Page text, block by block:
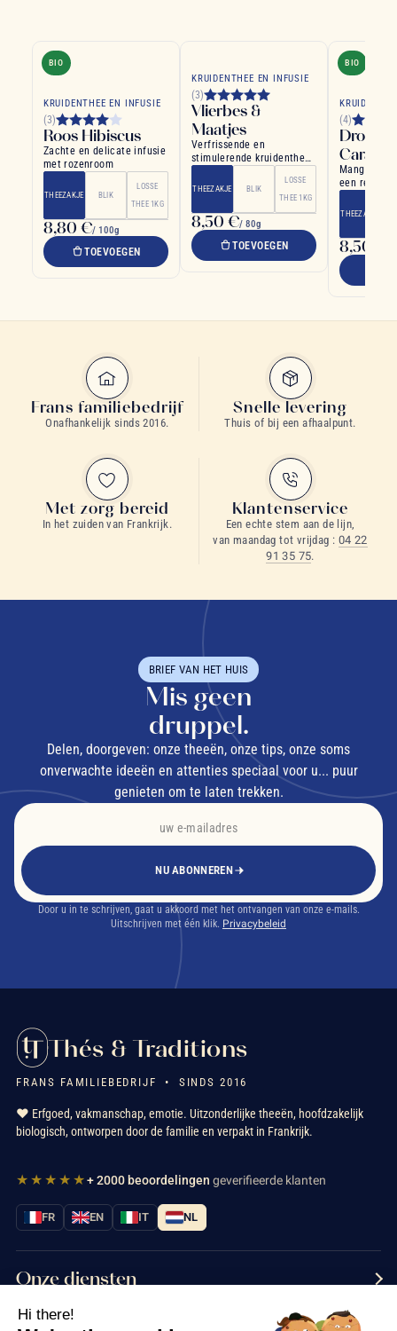
BIO
KRUIDENTHEE EN INFUSIE
(3)
Roos Hibiscus
Zachte en delicate infusie
met rozenroom
THEEZAKJE BLIK
LOSSE
THEE 1KG
8,80 €/ 100g
TOEVOEGEN
KRUIDENTHEE EN INFUSIE
(3)
Vlierbes &
Maatjes
Verfrissende en
stimulerende kruidenthee
THEEZAKJE BLIK
LOSSE
THEE 1KG
8,50 €/ 80g
TOEVOEGEN
BIO
(4)
Droom
een reis
THEEZAKJE
8,50 €
Frans familiebedrijf
Onafhankelijk sinds 2016.
Snelle levering
Thuis of bij een afhaalpunt.
Met zorg bereid
In het zuiden van Frankrijk.
Klantenservice
Een echte stem aan de lijn,
van maandag tot vrijdag : 04 22
91 35 75.
BRIEF VAN HET HUIS
Mis geen
druppel.
Delen, doorgeven: onze theeën, onze tips, onze soms
onverwachte ideeën en attenties speciaal voor u... puur
genieten om te laten trekken.
NU ABONNEREN
Door u in te schrijven, gaat u akkoord met het ontvangen van onze e-mails.
Uitschrijven met één klik. Privacybeleid
Thés & Traditions
FRANS FAMILIEBEDRIJF • SINDS 2016
❤️ Erfgoed, vakmanschap, emotie. Uitzonderlijke theeën, hoofdzakelijk
biologisch, ontworpen door de familie en verpakt in Frankrijk.
★★★★★+ 2000 beoordelingen geverifieerde klanten
FR EN IT NL
Onze diensten
Informatie
Hi there!